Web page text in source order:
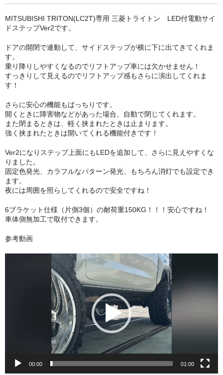
MITSUBISHI TRITON(LC2T)専用 三菱トライトン LED付電動サイ
ドステップVer2です。
ドアの開閉で連動して、サイドステップが横に下に出てきてくれま
す。
乗り降りしやすくなるのでリフトアップ車には欠かせません！
すっきりして見えるのでリフトアップ感もさらに演出してくれま
す！
さらに安心の機能もばっちりです。
開くときに障害物などがあった場合、自動で閉じてくれます。
また閉まるときは、軽く挟まれたときは止まります。
強く挟まれたときは開いてくれる機能付きです！
Ver2になりステップ上面にもLEDを追加して、さらに見えやすくな
りました。
固定色発光、カラフルなパターン発光、もちろん消灯でも設定でき
ます。
夜には周囲を照らしてくれるので安全ですね！
6ブラケット仕様（片側3個）の耐荷重150KG！！！安心ですね！
車体側無加工で取付できます。
参考動画
00:00 01:00